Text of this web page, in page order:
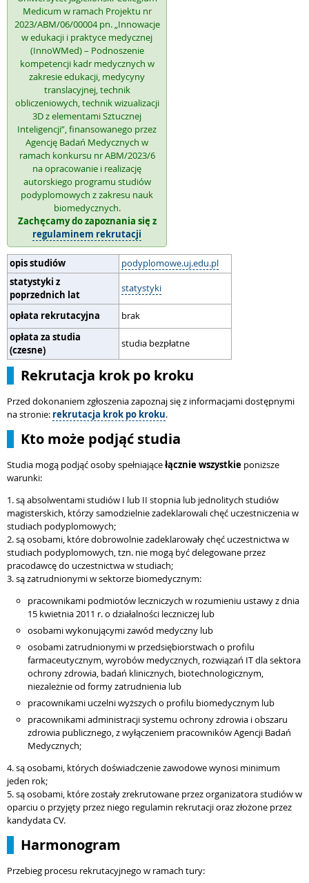
Medicum w ramach Projektu nr
2023/ABM/06/00004 pn. „Innowacje
w edukacji i praktyce medycznej
(InnoWMed) – Podnoszenie
kompetencji kadr medycznych w
zakresie edukacji, medycyny
translacyjnej, technik
obliczeniowych, technik wizualizacji
3D z elementami Sztucznej
Inteligencji”, finansowanego przez
Agencję Badań Medycznych w
ramach konkursu nr ABM/2023/6
na opracowanie i realizację
autorskiego programu studiów
podyplomowych z zakresu nauk
biomedycznych.
Zachęcamy do zapoznania się z
regulaminem rekrutacji
opis studiów
podyplomowe.uj.edu.pl
statystyki z
poprzednich lat
statystyki
opłata rekrutacyjna
brak
opłata za studia
(czesne)
studia bezpłatne
Rekrutacja krok po kroku
Przed dokonaniem zgłoszenia zapoznaj się z informacjami dostępnymi
na stronie: rekrutacja krok po kroku.
Kto może podjąć studia
Studia mogą podjąć osoby spełniającełącznie wszystkie poniższe
warunki:
1. są absolwentami studiów I lub II stopnia lub jednolitych studiów
magisterskich, którzy samodzielnie zadeklarowali chęć uczestniczenia w
studiach podyplomowych;
2. są osobami, które dobrowolnie zadeklarowały chęć uczestnictwa w
studiach podyplomowych, tzn. nie mogą być delegowane przez
pracodawcę do uczestnictwa w studiach;
3. są zatrudnionymi w sektorze biomedycznym:
pracownikami podmiotów leczniczych w rozumieniu ustawy z dnia
15 kwietnia 2011 r. o działalności leczniczej lub
osobami wykonującymi zawód medyczny lub
osobami zatrudnionymi w przedsiębiorstwach o profilu
farmaceutycznym, wyrobów medycznych, rozwiązań IT dla sektora
ochrony zdrowia, badań klinicznych, biotechnologicznym,
niezależnie od formy zatrudnienia lub
pracownikami uczelni wyższych o profilu biomedycznym lub
pracownikami administracji systemu ochrony zdrowia i obszaru
zdrowia publicznego, z wyłączeniem pracowników Agencji Badań
Medycznych;
4. są osobami, których doświadczenie zawodowe wynosi minimum
jeden rok;
5. są osobami, które zostały zrekrutowane przez organizatora studiów w
oparciu o przyjęty przez niego regulamin rekrutacji oraz złożone przez
kandydata CV.
Harmonogram
Przebieg procesu rekrutacyjnego w ramach tury: